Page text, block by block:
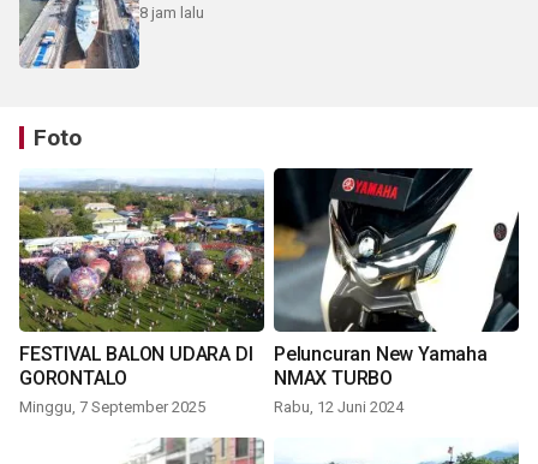
8 jam lalu
Foto
FESTIVAL BALON UDARA DI
GORONTALO
Minggu, 7 September 2025
Peluncuran New Yamaha
NMAX TURBO
Rabu, 12 Juni 2024